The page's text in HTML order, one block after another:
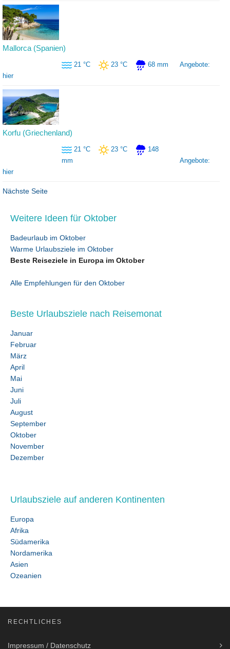
Mallorca (Spanien)
21 °C 23 °C 68 mm
Angebote:
hier
Korfu (Griechenland)
21 °C 23 °C
148
mm
Angebote:
hier
Nächste Seite
Weitere Ideen für Oktober
Badeurlaub im Oktober
Warme Urlaubsziele im Oktober
Beste Reiseziele in Europa im Oktober
Alle Empfehlungen für den Oktober
Beste Urlaubsziele nach Reisemonat
Januar
Februar
März
April
Mai
Juni
Juli
August
September
Oktober
November
Dezember
Urlaubsziele auf anderen Kontinenten
Europa
Afrika
Südamerika
Nordamerika
Asien
Ozeanien
RECHTLICHES
Impressum / Datenschutz